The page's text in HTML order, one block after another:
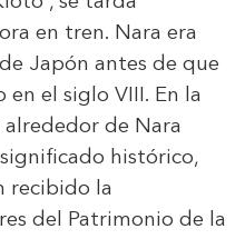
en tren. Nara era
Japón antes de que
en el siglo VIII. En la
de Nara
histórico,
recibido la
del Patrimonio de la